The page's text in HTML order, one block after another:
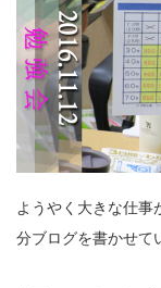
ようやく大きな仕事
分ブログを書かせて